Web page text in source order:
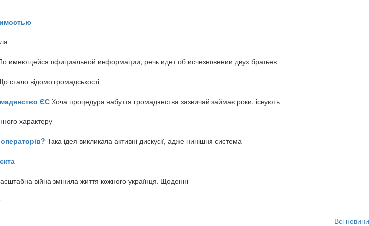
имеющейся официальной информации, речь идет об исчезновении двух братьев
стало відомо громадськості
ЄС Хоча процедура набуття громадянства зазвичай займає роки, існують
характеру.
Така ідея викликала активні дискусії, адже нинішня система
війна змінила життя кожного українця. Щоденні
Всі новини